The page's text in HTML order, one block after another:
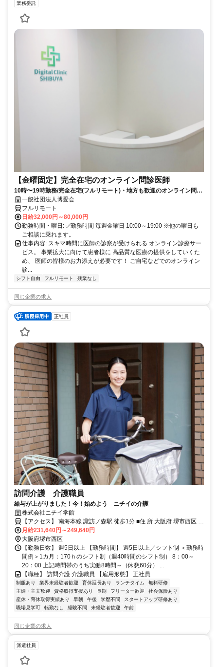
業務委託
【金曜固定】完全在宅のオンライン問診医師
10時〜19時勤務/完全在宅(フルリモート)・地方も歓迎のオンライン問診
業務一般社団法人博愛会
フルリモート
日給32,000円～80,000円
勤務時間・曜日: ✅勤務時間 毎週金曜日 10:00～19:00 ※他の曜日も
ご相談に乗れます。
仕事内容: スキマ時間に医師の診察が受けられる オンライン診療サー
ビス。 事業拡大に向けて患者様に 高品質な医療の提供をしていくた
め、 医師の皆様のお力添えが必要です！ ご自宅などでのオンライン
診...
シフト自由 フルリモート 残業なし
同じ企業の求人
正社員
訪問介護 介護職員
給与が上がりました！今！始めよう ニチイの介護
株式会社ニチイ学館
【アクセス】 南海本線 諏訪ノ森駅 徒歩1分 ■住 所 大阪府 堺市西区 浜
寺諏訪森町中２丁１８６－１３ ■アクセス 南海本線 諏訪ノ森駅 徒歩1
分
月給231,640円～249,640円
大阪府堺市西区
【勤務日数】 週5日以上 【勤務時間】 週5日以上／シフト制 ＜勤務時
間例＞1カ月：170ｈのシフト制（週40時間のシフト制） 8：00～
20：00 上記時間帯のうち実働8時間～（休憩60分） ...
【職種】 訪問介護 介護職員 【雇用形態】 正社員
制服あり 業界未経験者歓迎 育休延長あり ランチタイム
無料研修
主婦・主夫歓迎
資格取得支援あり 長期 フリーター歓迎
社会保険あり
産休・育休取得実績あり
早朝 午後 学歴不問
スタートアップ研修あり
職場見学可
転勤なし 経験不問 未経験者歓迎 午前
同じ企業の求人
派遣社員